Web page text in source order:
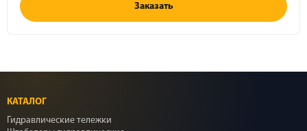
Заказать
КАТАЛОГ
Гидравлические тележки